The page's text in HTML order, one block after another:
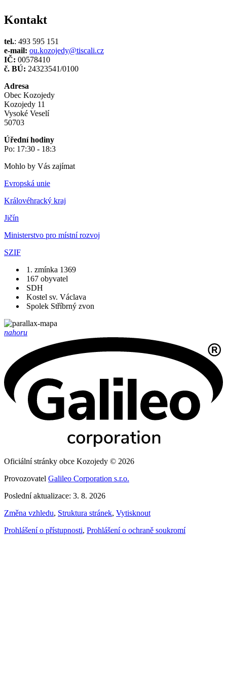
Kontakt
tel.: 493 595 151
e-mail: ou.kozojedy@tiscali.cz
IČ: 00578410
č. BÚ: 24323541/0100
Adresa
Obec Kozojedy
Kozojedy 11
Vysoké Veselí
50703
Úřední hodiny
Po: 17:30 - 18:3
Mohlo by Vás zajímat
Evropská unie
Královéhracký kraj
Jičín
Ministerstvo pro místní rozvoj
SZIF
1. zmínka 1369
167 obyvatel
SDH
Kostel sv. Václava
Spolek Stříbrný zvon
nahoru
Oficiální stránky obce Kozojedy © 2026
Provozovatel Galileo Corporation s.r.o.
Poslední aktualizace: 3. 8. 2026
Změna vzhledu, Struktura stránek, Vytisknout
Prohlášení o přístupnosti, Prohlášení o ochraně soukromí